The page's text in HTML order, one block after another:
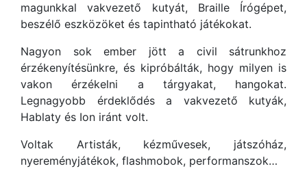
magunkkal vakvezető kutyát, Braille Írógépet,
beszélő eszközöket és tapintható játékokat.
Nagyon sok ember jött a civil sátrunkhoz
érzékenyítésünkre, és kipróbálták, hogy milyen is
vakon érzékelni a tárgyakat, hangokat.
Legnagyobb érdeklődés a vakvezető kutyák,
Hablaty és Ion iránt volt.
Voltak Artisták, kézművesek, játszóház,
nyereményjátékok, flashmobok, performanszok…